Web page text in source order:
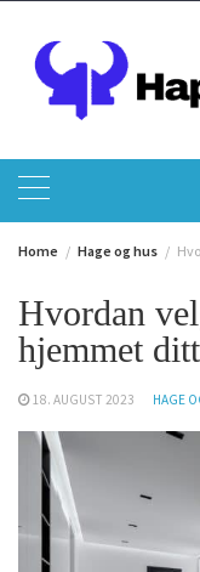
content
Home Hage og hus
Hvordan
hjemmet ditt
18. AUGUST 2023 HAGE